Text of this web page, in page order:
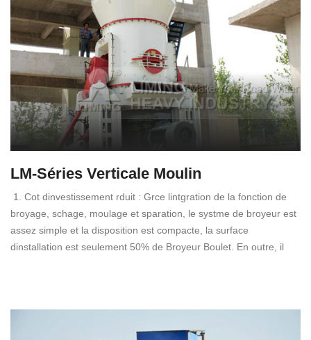
LM-Séries Verticale Moulin
1. Cot dinvestissement rduit : Grce lintgration de la fonction de
broyage, schage, moulage et sparation, le systme de broyeur est
assez simple et la disposition est compacte, la surface
dinstallation est seulement 50% de Broyeur Boulet. En outre, il